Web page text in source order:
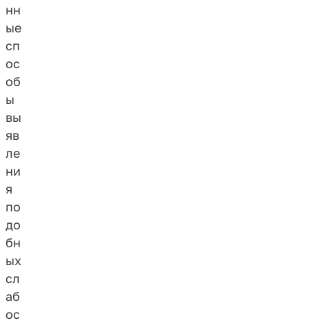
нн
ые
сп
ос
об
ы
вы
яв
ле
ни
я
по
до
бн
ых
сл
аб
ос